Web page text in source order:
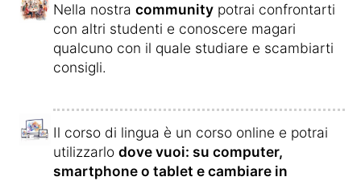
Nella nostra community potrai confrontarti
con altri studenti e conoscere magari
qualcuno con il quale studiare e scambiarti
consigli.
Il corso di lingua è un corso online e potrai
utilizzarlo dove vuoi: su computer,
smartphone o tablet e cambiare in